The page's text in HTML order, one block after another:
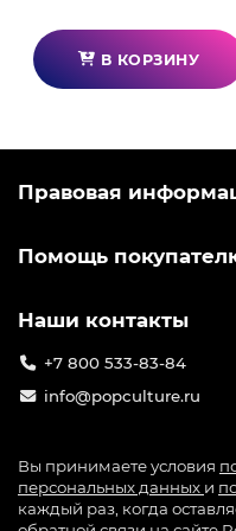
В КОРЗИНУ
Правовая
Помощь
Наши контакты
+7 800 533-83-84
info@popculture.ru
Вы принимаете условия
персональных данных и
каждый раз, когда